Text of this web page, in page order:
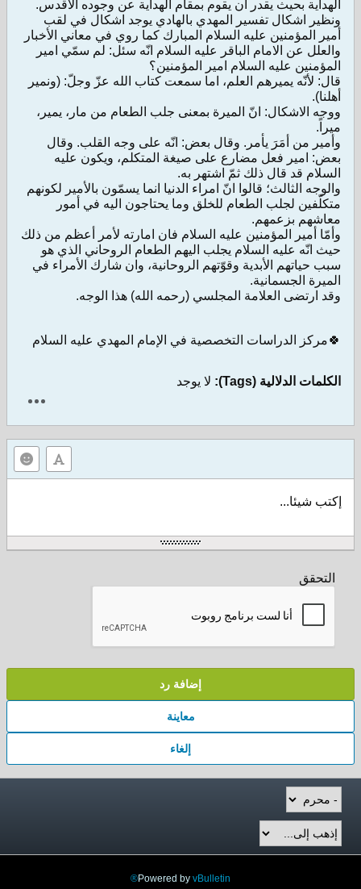
الهداية بحيث يقدر ان يقوم بمقام الهداية عن وجوده الأقدس.
ونظير اشكال تفسير المهدي بالهادي يوجد اشكال في لقب
أمير المؤمنين عليه السلام المبارك كما روي في معاني الأخبار
والعلل عن الامام الباقر عليه السلام انّه سئل: لم سمّي امير
المؤمنين عليه السلام امير المؤمنين؟
قال: لأنّه يميرهم العلم، اما سمعت كتاب الله عزّ وجلّ: (ونمير
أهلنا).
ووجه الاشكال: انّ الميرة بمعنى جلب الطعام من مار، يمير،
ميراً.
وأمير من أمَرَ يأمر. وقال بعض: انّه على وجه القلب. وقال
بعض: امير فعل مضارع على صيغة المتكلم، ويكون عليه
السلام قد قال ذلك ثمّ اشتهر به.
والوجه الثالث؛ قالوا انّ امراء الدنيا انما يسمّون بالأمير لكونهم
متكلّفين لجلب الطعام للخلق وما يحتاجون اليه في أمور
معاشهم بزعمهم.
وأمّا أمير المؤمنين عليه السلام فان امارته لأمر أعظم من ذلك
حيث انّه عليه السلام يجلب اليهم الطعام الروحاني الذي هو
سبب حياتهم الأبدية وقوّتهم الروحانية، وان شارك الأمراء في
الميرة الجسمانية.
وقد ارتضى العلامة المجلسي (رحمه الله) هذا الوجه.
🍀مركز الدراسات التخصصية في الإمام المهدي عليه السلام
الكلمات الدلالية (Tags): لا يوجد
إكتب شيئا...
التحقق
إضافة رد
معاينة
إلغاء
Powered by vBulletin®